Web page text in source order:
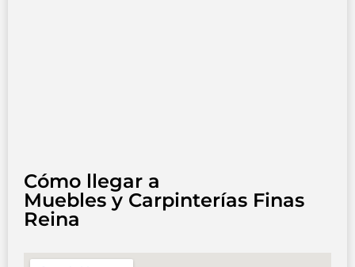
Cómo llegar a
Muebles y Carpinterías Finas
Reina